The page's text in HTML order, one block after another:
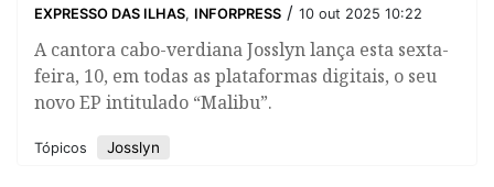
EXPRESSO DAS ILHAS, INFORPRESS / 10 out 2025 10:22
A cantora cabo-verdiana Josslyn lança esta sexta-
feira, 10, em todas as plataformas digitais, o seu
novo EP intitulado “Malibu”.
Tópicos Josslyn